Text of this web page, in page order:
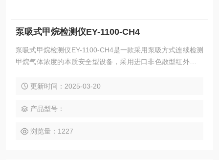
泵吸式甲烷检测仪EY-1100-CH4
泵吸式甲烷检测仪EY-1100-CH4是一款采用泵吸方式连续检测
甲烷气体浓度的本质安全型设备，采用进口非色散型红外技术
的生命安全，智能的高低两级报警功能极大的满足了工业现场
动使用，本产品广泛应用于石油、化工、冶金、炼化、生物制
更新时间：2025-03-20
产品型号：
浏览量：1227